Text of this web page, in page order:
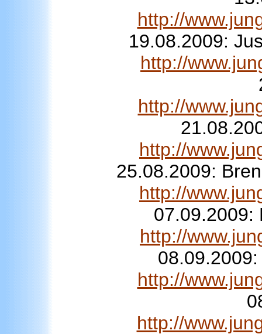
http://
19.08.2009:
http://
http://
http://
25.08.2009:
http://
07.09.2009:
http://
http://
http://